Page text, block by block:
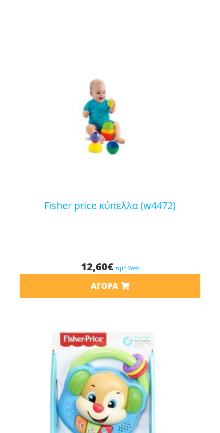
fisher price κύπελλα (w4472)
12,60€ τιμή Web
ΑΓΟΡΆ